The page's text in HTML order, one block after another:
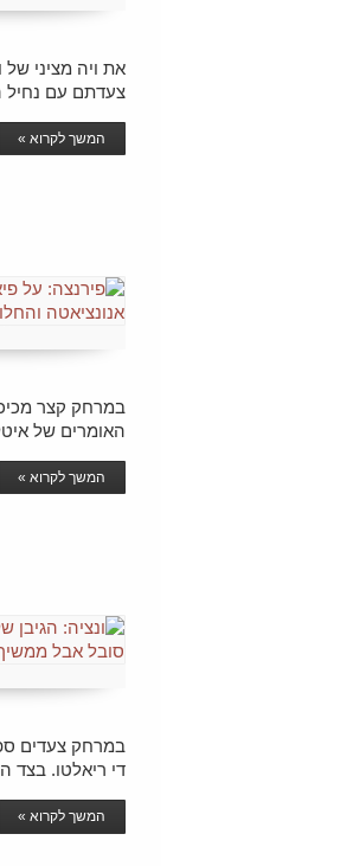
את ויה מציני
צעדתם עם
המשך לקרוא »
במרחק קצר
האומרים של
המשך לקרוא »
במרחק צעדים
די ריאלטו.
המשך לקרוא »